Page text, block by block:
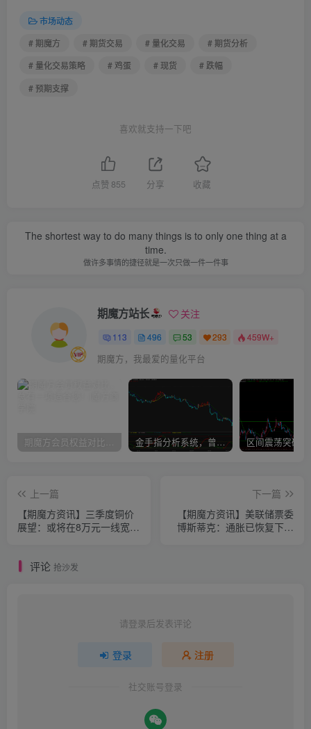
市场动态
# 期魔方
# 期货交易 # 量化交易
# 期货分析
# 量化交易策略
# 鸡蛋 # 现货
# 跌幅
# 预期支撑
喜欢就支持一下吧
点赞 855 分享 收藏
The shortest way to do many things is to only one thing at a
time.
做许多事情的捷径就是一次只做一件一件事
期魔方站长 关注
113 496 53 293 459W+
期魔方，我最爱的量化平台
期魔方会员权益对比，总有一项适合您！ 金手指分析系统，曾经市场价39800
上一篇
【期魔方资讯】三季度铜价
展望：或将在8万元一线宽幅
下一篇
【期魔方资讯】美联储票委
博斯蒂克：通胀已恢复下降
评论 抢沙发
请登录后发表评论
登录 注册
社交账号登录